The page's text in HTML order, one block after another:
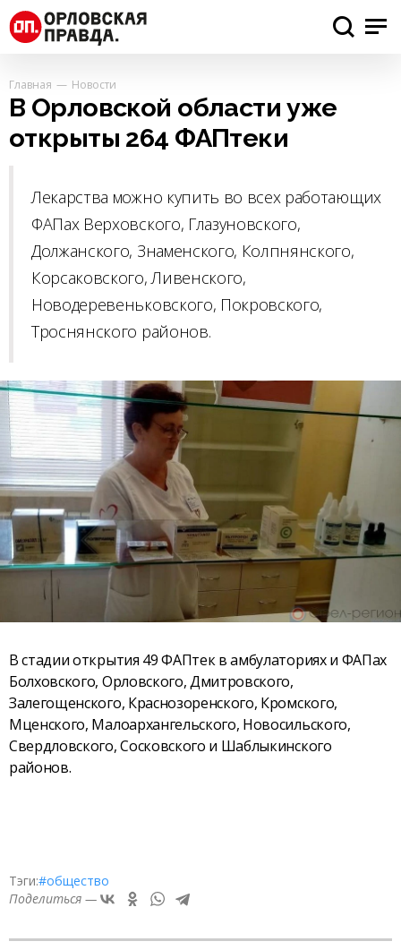
Главная Новости
В Орловской области уже
открыты 264 ФАПтеки
Лекарства можно купить во всех работающих
ФАПах Верховского, Глазуновского,
Должанского, Знаменского, Колпнянского,
Корсаковского, Ливенского,
Новодеревеньковского, Покровского,
Троснянского районов.
В стадии открытия 49 ФАПтек в амбулаториях и ФАПах
Болховского, Орловского, Дмитровского,
Залегощенского, Краснозоренского, Кромского,
Мценского, Малоархангельского, Новосильского,
Свердловского, Сосковского и Шаблыкинского
районов.
Тэги:#общество
Поделиться —